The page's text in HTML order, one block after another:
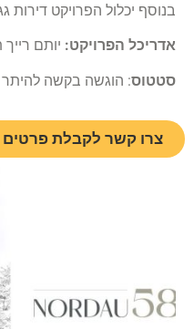
בנוסף יכלול הפרויקט דירות
אדריכל הפרויקט: יותם
סטטוס: הוגשה בקשה להיתר
צרו קשר לקבלת פרטים